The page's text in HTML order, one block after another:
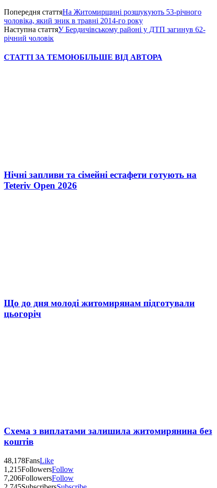
Попередня статтяНа Житомирщині розшукують 53-річного
чоловіка, який зник в травні 2014-го року
Наступна статтяУ Бердичівському районі у ДТП загинув 62-
річний чоловік
СТАТТІ ЗА ТЕМОЮБІЛЬШЕ ВІД АВТОРА
Нічні запливи та сімейні естафети готують на
Teteriv Open 2026
Що до дня молоді житомирянам підготували
цьогоріч
Схема з виплатами залишила житомирянина без
коштів
48,178FansLike
1,215FollowersFollow
7,206FollowersFollow